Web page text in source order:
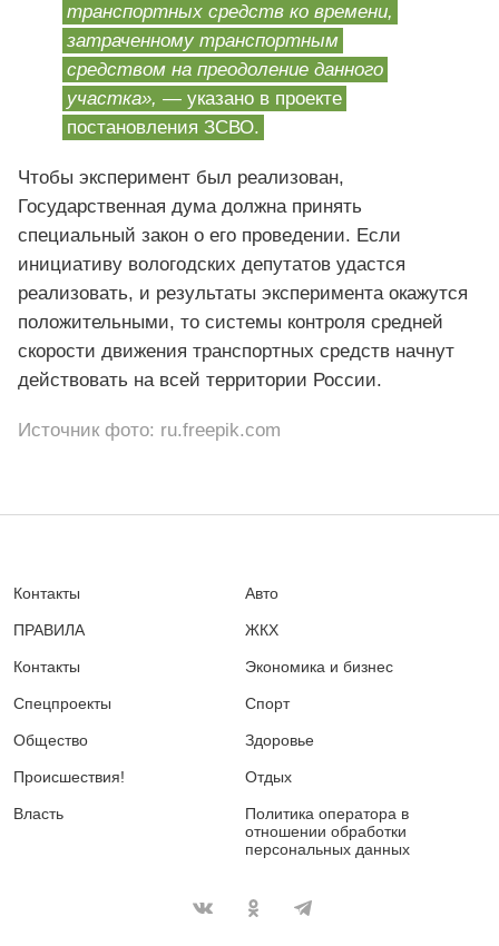
транспортных средств ко времени,
затраченному транспортным
средством на преодоление данного
участка», — указано в проекте
постановления ЗСВО.
Чтобы эксперимент был реализован,
Государственная дума должна принять
специальный закон о его проведении. Если
инициативу вологодских депутатов удастся
реализовать, и результаты эксперимента окажутся
положительными, то системы контроля средней
скорости движения транспортных средств начнут
действовать на всей территории России.
Источник фото: ru.freepik.com
Контакты
ПРАВИЛА
Контакты
Спецпроекты
Общество
Происшествия!
Власть
Авто
ЖКХ
Экономика и бизнес
Спорт
Здоровье
Отдых
Политика оператора в
отношении обработки
персональных данных